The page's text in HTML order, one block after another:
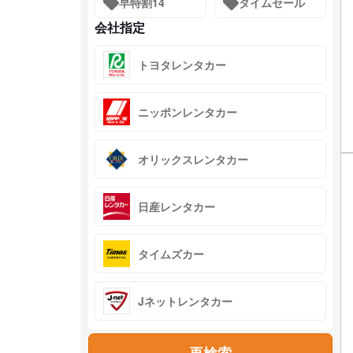
会社指定
トヨタレンタカー
ニッポンレンタカー
オリックスレンタカー
日産レンタカー
タイムズカー
Jネットレンタカー